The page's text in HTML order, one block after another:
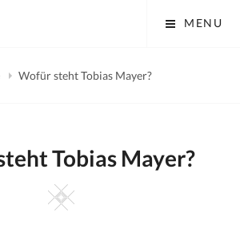
MENU
Wofür steht Tobias Mayer?
Tobias Mayer?
Square